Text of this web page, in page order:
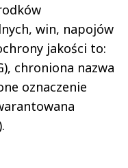
win, napojów
jakości to:
chroniona nazwa
oznaczenie